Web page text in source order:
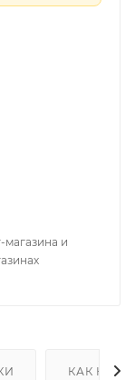
магазина и
КАК